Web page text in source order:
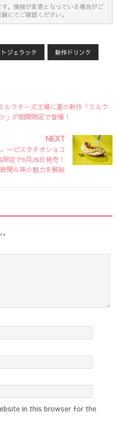
。情報が変更となっている場合がご
にてご確認ください。
ジェラッテ 新作ドリンク
ルクチーズ工場に夏の新作「ミルク
」が期間限定で登場！
NEXT
〜ピスタチオショコ
定で6月26日発売！
間＆味の魅力を解説
in this browser for the